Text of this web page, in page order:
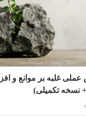
غلبه بر موانع و
نسخه تکمیلی)